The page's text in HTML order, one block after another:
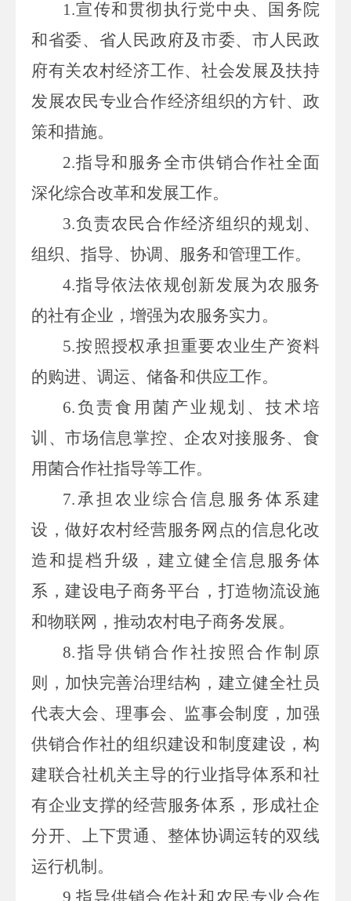
1.宣传和贯彻执行党中央、国务院
和省委、省人民政府及市委、市人民政
府有关农村经济工作、社会发展及扶持
发展农民专业合作经济组织的方针、政
策和措施。
2.指导和服务全市供销合作社全面
深化综合改革和发展工作。
3.负责农民合作经济组织的规划、
组织、指导、协调、服务和管理工作。
4.指导依法依规创新发展为农服务
的社有企业，增强为农服务实力。
5.按照授权承担重要农业生产资料
的购进、调运、储备和供应工作。
6.负责食用菌产业规划、技术培
训、市场信息掌控、企农对接服务、食
用菌合作社指导等工作。
7.承担农业综合信息服务体系建
设，做好农村经营服务网点的信息化改
造和提档升级，建立健全信息服务体
系，建设电子商务平台，打造物流设施
和物联网，推动农村电子商务发展。
8.指导供销合作社按照合作制原
则，加快完善治理结构，建立健全社员
代表大会、理事会、监事会制度，加强
供销合作社的组织建设和制度建设，构
建联合社机关主导的行业指导体系和社
有企业支撑的经营服务体系，形成社企
分开、上下贯通、整体协调运转的双线
运行机制。
9.指导供销合作社和农民专业合作